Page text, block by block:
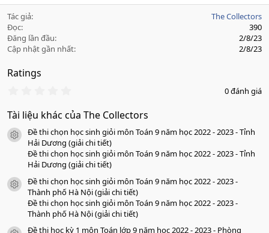
Tác giả
The Collectors
Đọc
390
Đăng lần đầu
2/8/23
Cập nhật gần nhất
2/8/23
Ratings
0
0
a
o
0 đánh giá
Tài liệu khác của The Collectors
icon tài liệu
Đề thi chọn học sinh giỏi môn Toán 9 năm học 2022 - 2023 - Tỉnh
Hải Dương (giải chi tiết)
Đề thi chọn học sinh giỏi môn Toán 9 năm học 2022 - 2023 - Tỉnh
Hải Dương (giải chi tiết)
icon tài liệu
Đề thi chọn học sinh giỏi môn Toán 9 năm học 2022 - 2023 -
Thành phố Hà Nội (giải chi tiết)
Đề thi chọn học sinh giỏi môn Toán 9 năm học 2022 - 2023 -
Thành phố Hà Nội (giải chi tiết)
Đề thi học kỳ 1 môn Toán lớp 9 năm học 2022 - 2023 - Phòng